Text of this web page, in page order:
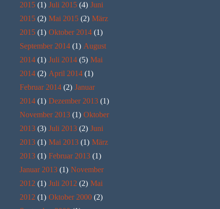
2015 (1) Juli 2015 (4) Juni
2015 (2) Mai 2015 (2) März
2015 (1) Oktober 2014 (1)
September 2014 (1) August
2014 (1) Juli 2014 (5) Mai
2014 (2) April 2014 (1)
Februar 2014 (2) Januar
2014 (1) Dezember 2013 (1)
November 2013 (1) Oktober
2013 (3) Juli 2013 (2) Juni
2013 (1) Mai 2013 (1) März
2013 (1) Februar 2013 (1)
Januar 2013 (1) November
2012 (1) Juli 2012 (2) Mai
2012 (1) Oktober 2000 (2)